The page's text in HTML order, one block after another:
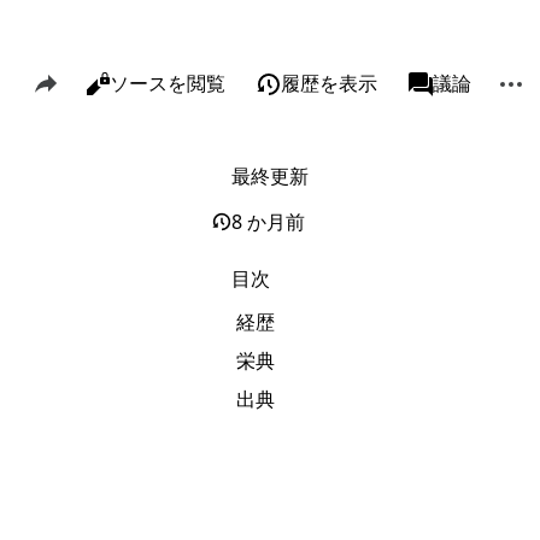
このページを共有
表示
閲覧ソースを閲覧 履歴を表示 associated-
ページ議論
リンク元
関連ページの更新状況
ページ情報
このページを引用
最終更新
8 か月前
目次
経歴
栄典
出典